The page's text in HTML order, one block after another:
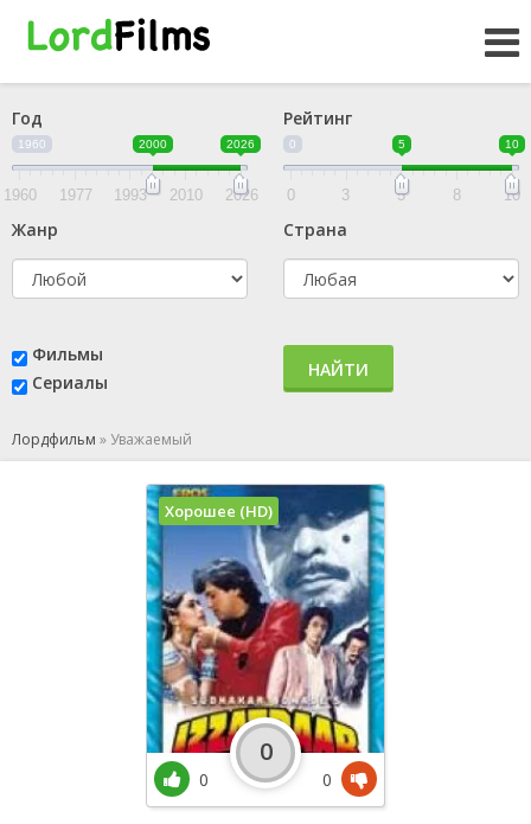
Год
1960 2000 2026
1960 1977 1993 2010 2026
Рейтинг
0 5 10
0 3 5 8 10
Жанр Страна
Фильмы
Сериалы
НАЙТИ
Лордфильм » Уважаемый
Хорошее (HD)
0
0
0